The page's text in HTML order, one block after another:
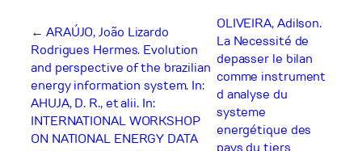
← ARAÚJO, João Lizardo
Rodrigues Hermes. Evolution
and perspective of the brazilian
energy information system. In:
AHUJA, D. R., et alii. In:
INTERNATIONAL WORKSHOP
ON NATIONAL ENERGY DATA
OLIVEIRA, Adilson.
La Necessité de
depasser le bilan
comme instrument
d analyse du
systeme
energétique des